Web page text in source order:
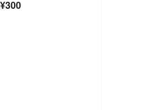
¥300